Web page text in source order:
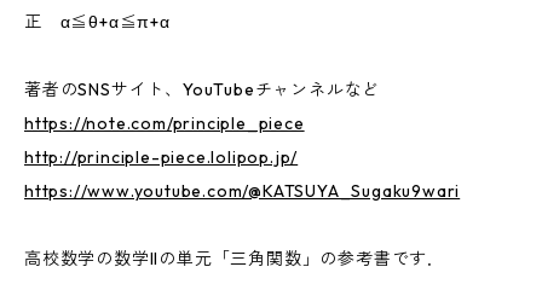
正 α≦θ+α≦π+α
著者のSNSサイト、YouTubeチャンネルなど
https://note.com/principle_piece
http://principle-piece.lolipop.jp/
https://www.youtube.com/@KATSUYA_Sugaku9wari
高校数学の数学IIの単元「三角関数」の参考書です．